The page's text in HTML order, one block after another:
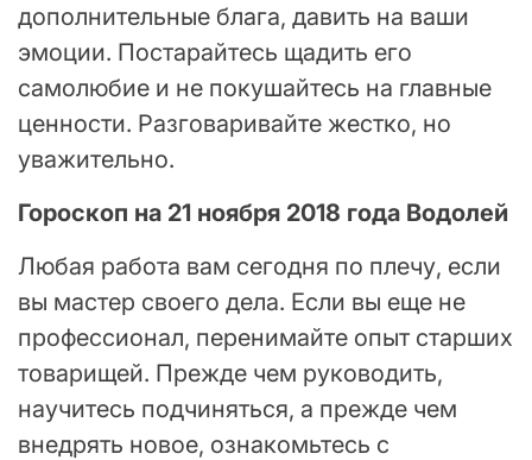
дополнительные блага, давить на ваши
эмоции. Постарайтесь щадить его
самолюбие и не покушайтесь на главные
ценности. Разговаривайте жестко, но
уважительно.
Гороскоп на 21 ноября 2018 года Водолей
Любая работа вам сегодня по плечу, если
вы мастер своего дела. Если вы еще не
профессионал, перенимайте опыт старших
товарищей. Прежде чем руководить,
научитесь подчиняться, а прежде чем
внедрять новое, ознакомьтесь с